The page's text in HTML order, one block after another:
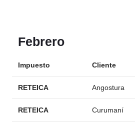
Febrero
Impuesto Cliente
RETEICA Angostura
RETEICA Curumaní